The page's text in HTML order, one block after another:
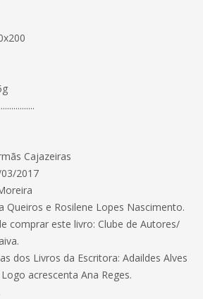
Cajazeiras
2017
Queiros e Rosilene Lopes Nascimento.
comprar este livro: Clube de Autores/
dos Livros da Escritora: Adaildes Alves
acrescenta Ana Reges.